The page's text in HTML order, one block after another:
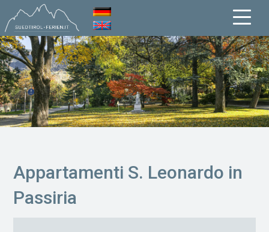
Appartamenti S. Leonardo in
Passiria